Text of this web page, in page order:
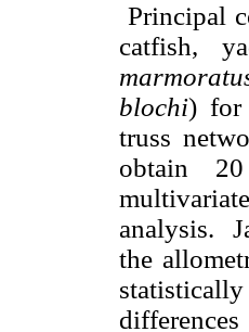
Principal
catfish,
blochi) for
truss
obtain 20
analysis.
the
differences